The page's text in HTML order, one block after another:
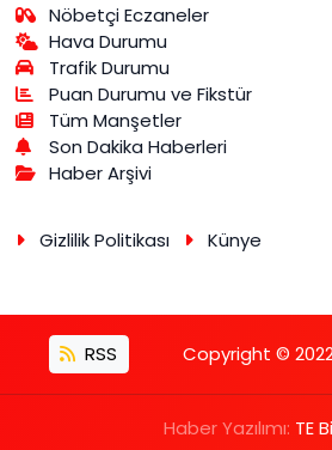
Nöbetçi Eczaneler
Hava Durumu
Trafik Durumu
Puan Durumu ve Fikstür
Tüm Manşetler
Son Dakika Haberleri
Haber Arşivi
Gizlilik Politikası Künye
RSS Copyright © 2022.
Haber Yazılımı: TE